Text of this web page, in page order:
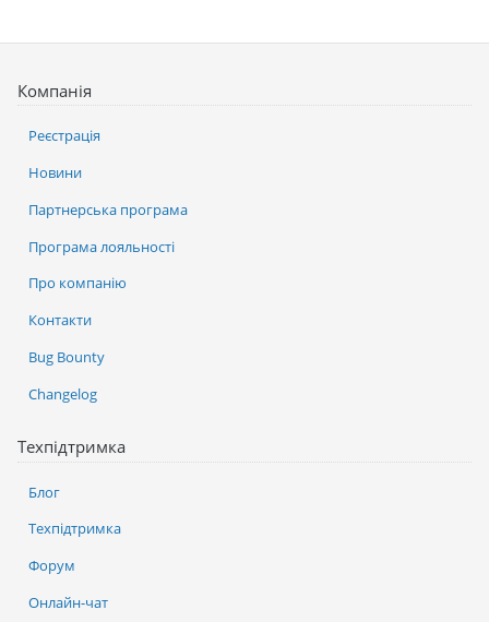
Компанія
Реєстрація
Новини
Партнерська програма
Програма лояльності
Про компанію
Контакти
Bug Bounty
Changelog
Техпідтримка
Блог
Техпідтримка
Форум
Онлайн-чат